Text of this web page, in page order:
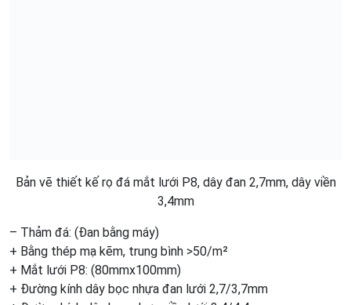
Bản vẽ thiết kế rọ đá mắt lưới P8, dây đan 2,7mm, dây viền
3,4mm
– Thảm đá: (Đan bằng máy)
+ Bằng thép mạ kẽm, trung bình >50/m²
+ Mắt lưới P8: (80mmx100mm)
+ Đường kính dây bọc nhựa đan lưới 2,7/3,7mm